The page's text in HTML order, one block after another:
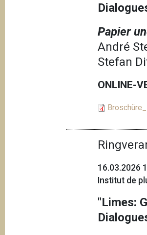
Papier
André
Stefan
ONLINE-
16.03.2026
Institut de
"Limes: